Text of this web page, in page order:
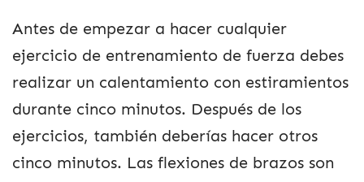
Antes de empezar a hacer cualquier
ejercicio de entrenamiento de fuerza debes
realizar un calentamiento con estiramientos
durante cinco minutos. Después de los
ejercicios, también deberías hacer otros
cinco minutos. Las flexiones de brazos son